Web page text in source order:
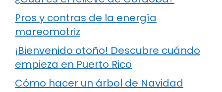
Pros y contras de la energía
mareomotriz
¡Bienvenido otoño! Descubre cuándo
empieza en Puerto Rico
Cómo hacer un árbol de Navidad